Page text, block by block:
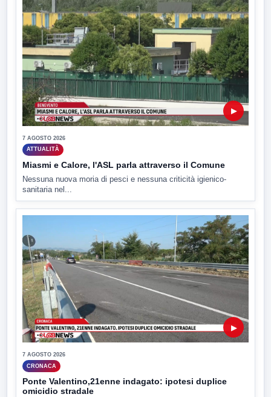
▶
7 AGOSTO 2026
ATTUALITÀ
Miasmi e Calore, l'ASL parla attraverso il Comune
Nessuna nuova moria di pesci e nessuna criticità igienico-
sanitaria nel...
▶
7 AGOSTO 2026
CRONACA
Ponte Valentino,21enne indagato: ipotesi duplice
omicidio stradale